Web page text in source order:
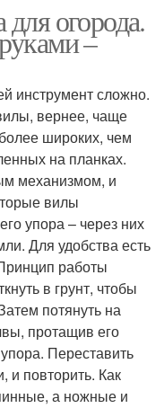
огорода.
–
инструмент сложно.
вернее, чаще
широких, чем
на планках.
механизмом, и
вилы
упора – через них
Для удобства есть
работы
в грунт, чтобы
потянуть на
протащив его
Переставить
и повторить. Как
а ножные и